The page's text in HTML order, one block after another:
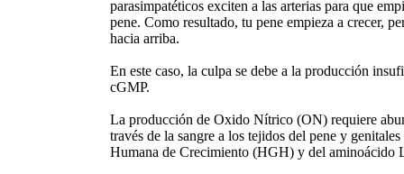
parasimpatéticos exciten a las arterias para que
pene. Como resultado, tu pene empieza a crecer,
hacia arriba.
En este caso, la culpa se debe a la producción
cGMP.
La producción de Oxido Nítrico (ON) requiere
través de la sangre a los tejidos del pene y
Humana de Crecimiento (HGH) y del aminoácido